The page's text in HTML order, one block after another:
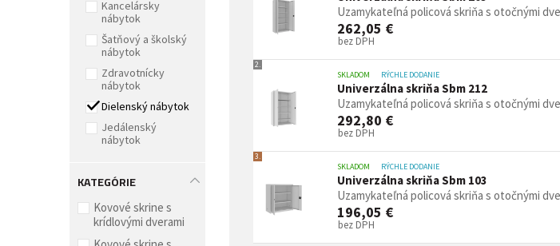
Kancelársky
nábytok
Šatňový a školský
nábytok
Zdravotnícky
nábytok
Dielenský nábytok
Jedálenský
nábytok
KATEGÓRIE
Kovové skrine s
krídlovými dverami
Uzamykateľná policová skriňa s otočnými
262,05 €
bez DPH
2.
SKLADOM
RÝCHLE DODANIE
Univerzálna skriňa Sbm 212
Uzamykateľná policová skriňa s otočnými
292,80 €
bez DPH
3.
SKLADOM
RÝCHLE DODANIE
Univerzálna skriňa Sbm 103
Uzamykateľná policová skriňa s otočnými
196,05 €
bez DPH